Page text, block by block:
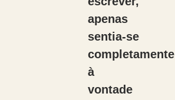
apenas
sentia-se
completamente
à
vontade